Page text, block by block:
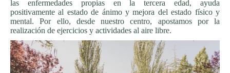
las enfermedades propias en la tercera edad, ayuda
positivamente al estado de ánimo y mejora del estado físico y
mental. Por ello, desde nuestro centro, apostamos por la
realización de ejercicios y actividades al aire libre.